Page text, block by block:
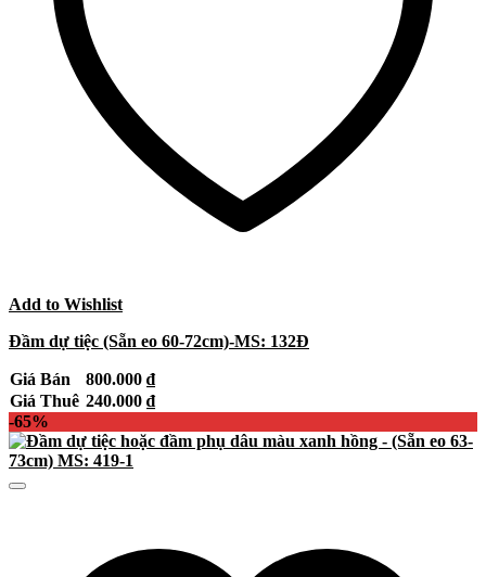
Add to Wishlist
Đầm dự tiệc (Sẵn eo 60-72cm)-MS: 132Đ
Giá Bán 800.000 ₫
Giá Thuê 240.000 ₫
-65%